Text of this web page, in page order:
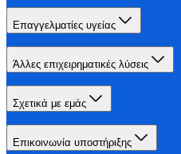
Επαγγελματίες υγείας
Άλλες επιχειρηματικές λύσεις
Σχετικά με εμάς
Επικοινωνία υποστήριξης